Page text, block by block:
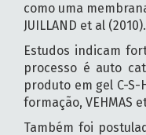
como uma
JUILLAND et al (2010).
Estudos indicam
processo é auto
produto em gel C-
formação, VEHMAS
Também foi